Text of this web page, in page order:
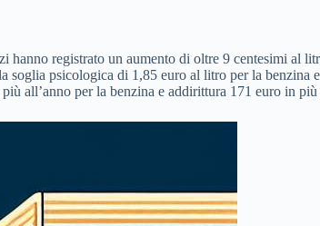
hanno registrato un aumento di oltre 9 centesimi al
soglia psicologica di 1,85 euro al litro per la benzina
all’anno per la benzina e addirittura 171 euro in